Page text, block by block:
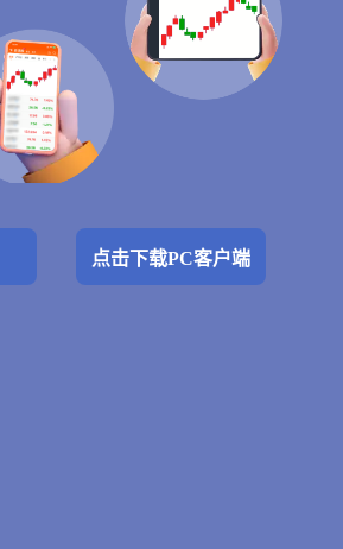
点击下载PC客户端